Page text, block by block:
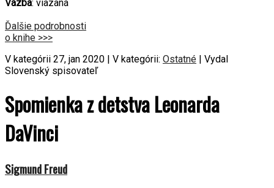
Väzba: viazaná
Ďalšie podrobnosti
o knihe >>>
V kategórii 27, jan 2020 | V kategórii: Ostatné | Vydal
Slovenský spisovateľ
Spomienka z detstva Leonarda
DaVinci
Sigmund Freud